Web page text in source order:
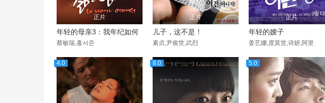
正片
年轻的母亲3：我年纪如何
蔡敏瑞,홍서준
正片
儿子，这不是！
素贞,尹俊世,武烈
正片
年轻的嫂子
姜艺娜,度莫世,诗妍,阿里
4.0 8.0 5.0